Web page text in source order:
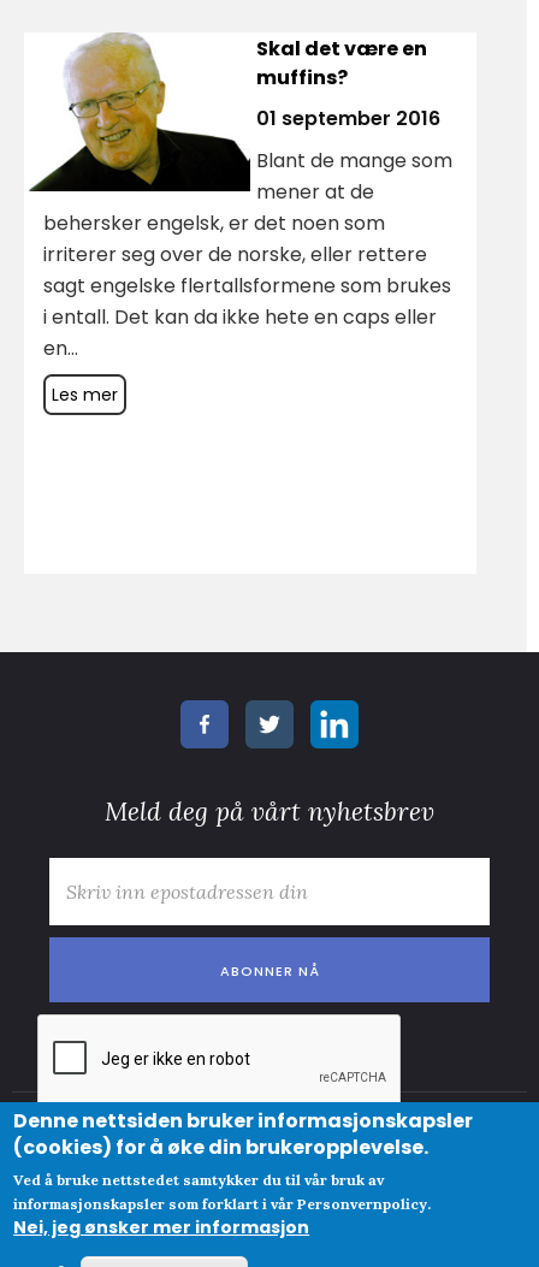
Skal det være en
muffins?
01 september 2016
Blant de mange som
mener at de
behersker engelsk, er det noen som
irriterer seg over de norske, eller rettere
sagt engelske flertallsformene som brukes
i entall. Det kan da ikke hete en caps eller
en...
Les mer
Meld deg på vårt nyhetsbrev
© Copyright
Clue Norge AS
​Org
No 825447342
Abonnementsvilkår
Personvernpolicy og cookies
Denne nettsiden bruker informasjonskapsler
(cookies) for å øke din brukeropplevelse.
Ved å bruke nettstedet samtykker du til vår bruk av
informasjonskapsler som forklart i vår Personvernpolicy.
Nei, jeg ønsker mer informasjon